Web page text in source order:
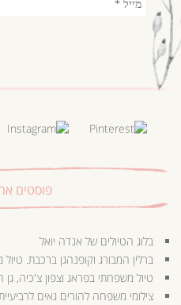
פוסטים
בלוג הטיולים של אנדה יואל
ברלין המבורג וקופנהגן ברכבת.
טיול משפחתי בפראג וצפון צ'כיה,
צילומי משפחה להורים גאים